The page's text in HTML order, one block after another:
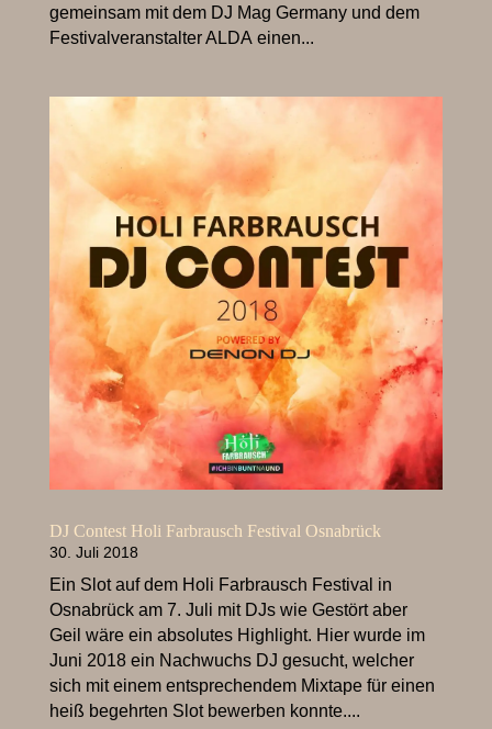
gemeinsam mit dem DJ Mag Germany und dem
Festivalveranstalter ALDA einen...
DJ Contest Holi Farbrausch Festival Osnabrück
30. Juli 2018
Ein Slot auf dem Holi Farbrausch Festival in
Osnabrück am 7. Juli mit DJs wie Gestört aber
Geil wäre ein absolutes Highlight. Hier wurde im
Juni 2018 ein Nachwuchs DJ gesucht, welcher
sich mit einem entsprechendem Mixtape für einen
heiß begehrten Slot bewerben konnte....